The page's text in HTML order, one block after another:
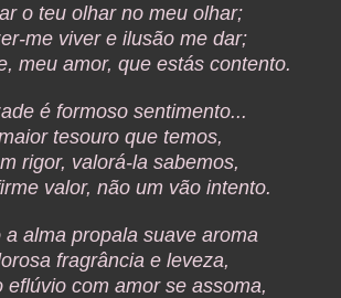
o teu olhar no meu olhar;
me viver e ilusão me dar;
meu amor, que estás contento.
é formoso sentimento...
tesouro que temos,
rigor, valorá-la sabemos,
valor, não um vão intento.
a alma propala suave aroma
fragrância e leveza,
eflúvio com amor se assoma,